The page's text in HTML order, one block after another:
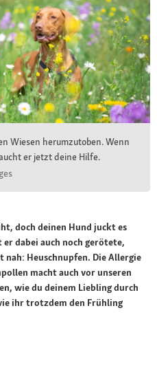
Wiesen herumzutoben. Wenn
er jetzt deine Hilfe.
doch deinen Hund juckt es
dabei auch noch gerötete,
nah: Heuschnupfen. Die Allergie
macht auch vor unseren
wie du deinem Liebling durch
ihr trotzdem den Frühling